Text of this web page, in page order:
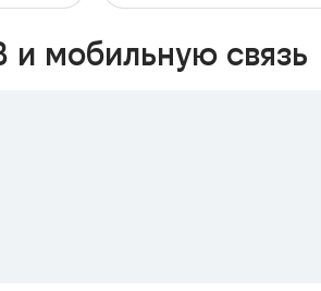
мобильную связь